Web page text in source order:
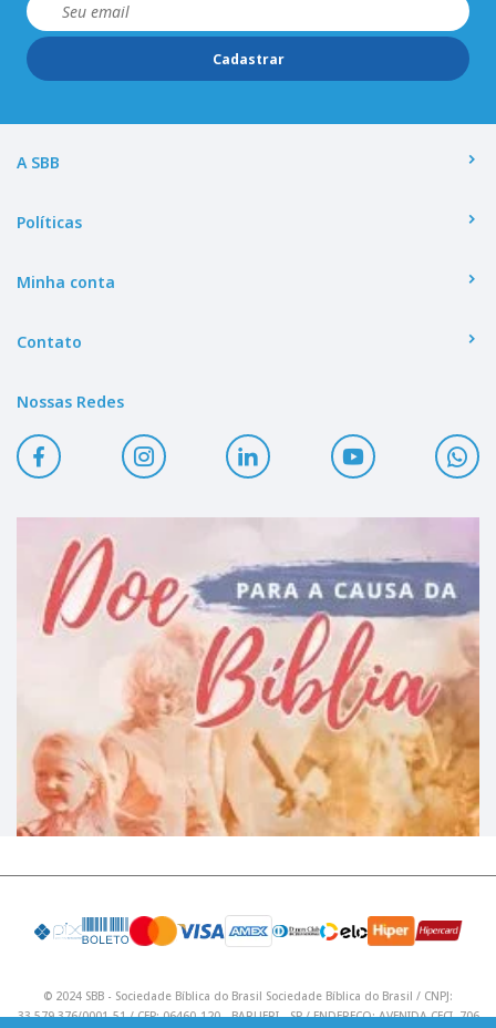
Cadastrar
A SBB
Políticas
Minha conta
Contato
Nossas Redes
© 2024 SBB - Sociedade Bíblica do Brasil Sociedade Bíblica do Brasil / CNPJ:
33.579.376/0001-51 / CEP: 06460-120 - BARUERI - SP / ENDEREÇO: AVENIDA CECI, 706